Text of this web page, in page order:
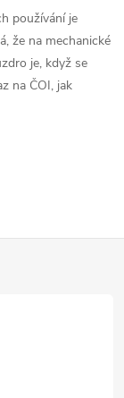
používání je
že na mechanické
je, když se
na ČOI, jak